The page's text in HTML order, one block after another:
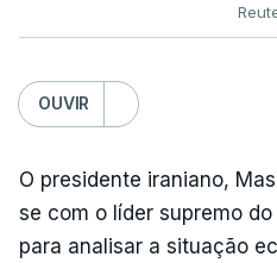
OUVIR
O presidente iraniano,
se com o líder supremo
para analisar a situação